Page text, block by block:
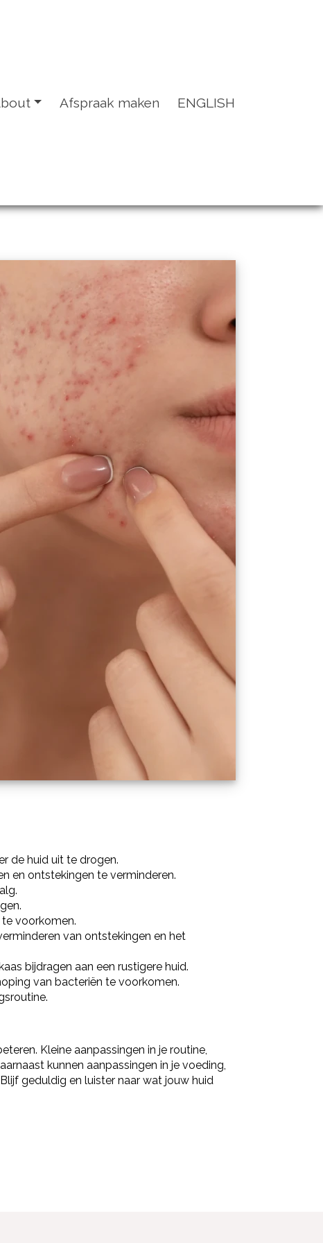
Afspraak maken ENGLISH
de huid uit te drogen.
en ontstekingen te verminderen.
voorkomen.
van ontstekingen en het
bijdragen aan een rustigere huid.
van bacteriën te voorkomen.
Kleine aanpassingen in je routine,
kunnen aanpassingen in je voeding,
geduldig en luister naar wat jouw huid